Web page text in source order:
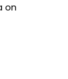
on